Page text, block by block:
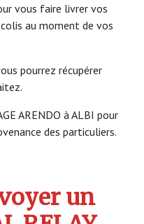
vous faire livrer vos
au moment de vos
pourrez récupérer
ARENDO à ALBI pour
des particuliers.
un